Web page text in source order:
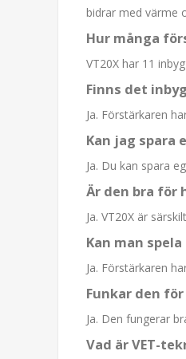
bidrar med värme
Hur många
VT20X har 11
Finns det
Ja. Förstärkaren
Kan jag spara
Ja. Du kan spara
Är den bra för
Ja. VT20X är
Kan man
Ja. Förstärkaren
Funkar den
Ja. Den fungerar
Vad är VET-